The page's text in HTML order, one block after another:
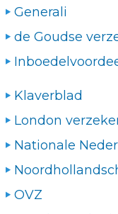
Generali
de Goudse
Klaverblad
London
Nationale
OVZ